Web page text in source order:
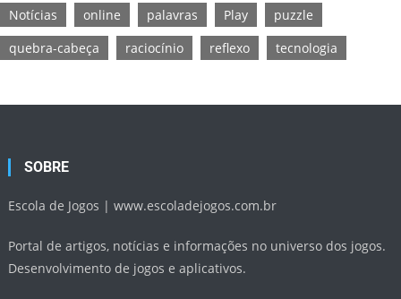
Notícias
online palavras Play
puzzle
quebra-cabeça
raciocínio reflexo tecnologia
SOBRE
Escola de Jogos |www.escoladejogos.com.br
Portal de artigos, notícias e informações no universo dos jogos.
Desenvolvimento de jogos e aplicativos.